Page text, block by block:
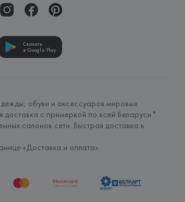
Скачать
в Google Play
обуви и аксессуаров мировых
доставка с примеркой по всей Беларуси*.
салонов сети. Быстрая доставка в
«Доставка и оплата»